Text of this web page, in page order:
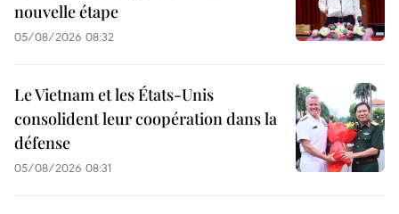
nouvelle étape
05/08/2026 08:32
Le Vietnam et les États-Unis
consolident leur coopération dans la
défense
05/08/2026 08:31